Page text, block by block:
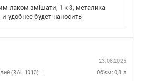
лаком змішати, 1 к 3, металика
и удобнее будет наносить
23.08.2025
(RAL 1013)
Об'єм: 0,8 л